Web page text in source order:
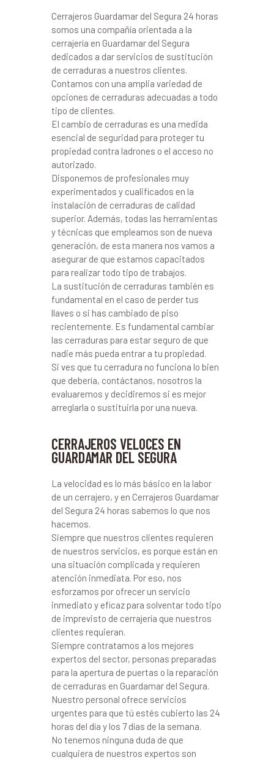
Cerrajeros Guardamar del Segura 24 horas
somos una compañía orientada a la
cerrajería en Guardamar del Segura
dedicados a dar servicios de sustitución
de cerraduras a nuestros clientes.
Contamos con una amplia variedad de
opciones de cerraduras adecuadas a todo
tipo de clientes.
El cambio de cerraduras es una medida
esencial de seguridad para proteger tu
propiedad contra ladrones o el acceso no
autorizado.
Disponemos de profesionales muy
experimentados y cualificados en la
instalación de cerraduras de calidad
superior. Además, todas las herramientas
y técnicas que empleamos son de nueva
generación, de esta manera nos vamos a
asegurar de que estamos capacitados
para realizar todo tipo de trabajos.
La sustitución de cerraduras también es
fundamental en el caso de perder tus
llaves o si has cambiado de piso
recientemente. Es fundamental cambiar
las cerraduras para estar seguro de que
nadie más pueda entrar a tu propiedad.
Si ves que tu cerradura no funciona lo bien
que debería, contáctanos, nosotros la
evaluaremos y decidiremos si es mejor
arreglarla o sustituirla por una nueva.
CERRAJEROS VELOCES EN
GUARDAMAR DEL SEGURA
La velocidad es lo más básico en la labor
de un cerrajero, y en Cerrajeros Guardamar
del Segura 24 horas sabemos lo que nos
hacemos.
Siempre que nuestros clientes requieren
de nuestros servicios, es porque están en
una situación complicada y requieren
atención inmediata. Por eso, nos
esforzamos por ofrecer un servicio
inmediato y eficaz para solventar todo tipo
de imprevisto de cerrajería que nuestros
clientes requieran.
Siempre contratamos a los mejores
expertos del sector, personas preparadas
para la apertura de puertas o la reparación
de cerraduras en Guardamar del Segura.
Nuestro personal ofrece servicios
urgentes para que tú estés cubierto las 24
horas del día y los 7 días de la semana.
No tenemos ninguna duda de que
cualquiera de nuestros expertos son